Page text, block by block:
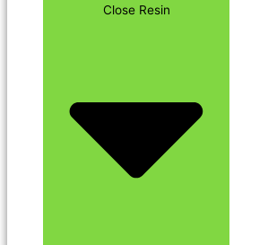
Close Resin